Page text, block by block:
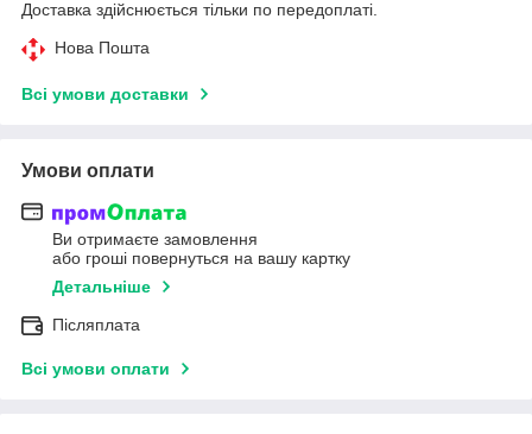
Доставка здійснюється тільки по передоплаті.
Нова Пошта
Всі умови доставки
Умови оплати
Ви отримаєте замовлення
або гроші повернуться на вашу картку
Детальніше
Післяплата
Всі умови оплати